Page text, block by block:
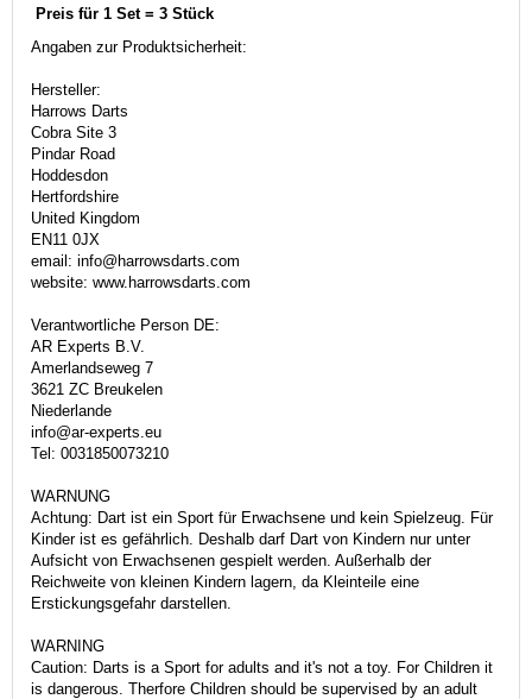
Preis für 1 Set = 3 Stück
Angaben zur Produktsicherheit:
Hersteller:
Harrows Darts
Cobra Site 3
Pindar Road
Hoddesdon
Hertfordshire
United Kingdom
EN11 0JX
email: info@harrowsdarts.com
website: www.harrowsdarts.com
Verantwortliche Person DE:
AR Experts B.V.
Amerlandseweg 7
3621 ZC Breukelen
Niederlande
info@ar-experts.eu
Tel: 0031850073210
WARNUNG
Achtung: Dart ist ein Sport für Erwachsene und kein Spielzeug. Für
Kinder ist es gefährlich. Deshalb darf Dart von Kindern nur unter
Aufsicht von Erwachsenen gespielt werden. Außerhalb der
Reichweite von kleinen Kindern lagern, da Kleinteile eine
Erstickungsgefahr darstellen.
WARNING
Caution: Darts is a Sport for adults and it's not a toy. For Children it
is dangerous. Therfore Children should be supervised by an adult